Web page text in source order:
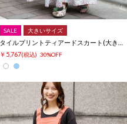
SALE 大きいサイズ
￥5,767(税込) 30%OFF